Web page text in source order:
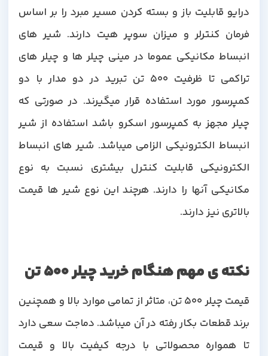
درایو قابلیت باز و بسته کردن مسیر مبرد را بر اساس
فرمان کنترلر و میزان سوپر هیت دارند. شیر های
انبساط مکانیکی عموما در مینی چیلر ها و چیلر های
تراکمی تا ظرفیت 500 تن تبرید در دو مدار با دو
کمپرسور مورد استفاده قرار میگیرند. در صورتی که
چیلر مجهز به کمپرسور اسکرو باشد استفاده از شیر
انبساط الکترونیکی الزامی میباشد. شیر های انبساط
الکترونیکی قابلیت کنترل بیشتری نسبت به نوع
مکانیکی آنها را دارند. هرچند این نوع شیر ها قیمت
بالاتری نیز دارند.
نکته ی مهم هنگام خرید چیلر 500 تن
قیمت چیلر 500 تن، متاثر از تمامی موارد بالا و همچنین
برند قطعات بکار رفته در آن میباشد. دماجت سعی دارد
تا همواره محصولاتی با درجه کیفیت بالا و قیمت